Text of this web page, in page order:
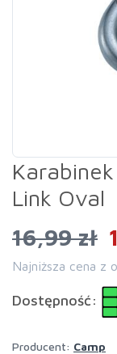
Link Oval
16,99 zł
Najniższa cena z
Dostępność:
Producent: Camp